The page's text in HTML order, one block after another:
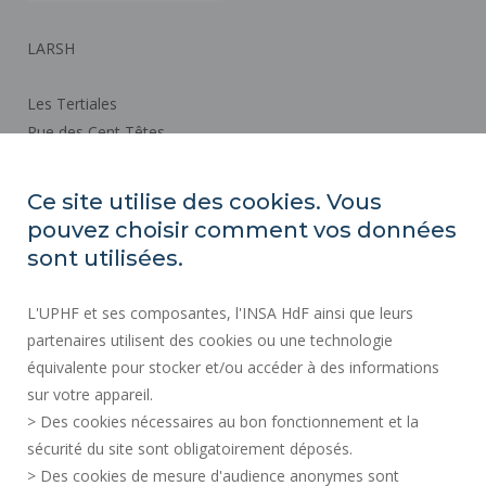
LARSH
Les Tertiales
Rue des Cent Têtes
Plan d'accès
SERVICES PUBLICS +
MARCHÉS PUBLICS
CRÉDITS
ESPACE PRESSE
Ce site utilise des cookies. Vous
pouvez choisir comment vos données
sont utilisées.
L'UPHF et ses composantes, l'INSA HdF ainsi que leurs
partenaires utilisent des cookies ou une technologie
équivalente pour stocker et/ou accéder à des informations
sur votre appareil.
> Des cookies nécessaires au bon fonctionnement et la
sécurité du site sont obligatoirement déposés.
> Des cookies de mesure d'audience anonymes sont